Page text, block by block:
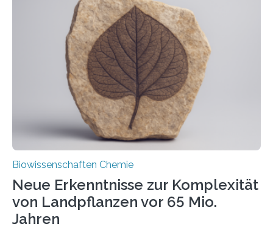
und Dr. Ismaila Francis Yusuf hat nun einen bislang
unbekannten Qualitätskontrollmechanismus des
peroxisomalen Proteintransports in der Bäckerhefe
Saccharomyces cerevisiae entdeckt, der für die
Funktionsfähigkeit der Organellen entscheidend ist. Die
Studie wurde am 28. Oktober 2025 in der
Fachzeitschrift…
Biowissenschaften Chemie
Neue Erkenntnisse zur Komplexität
von Landpflanzen vor 65 Mio.
Jahren